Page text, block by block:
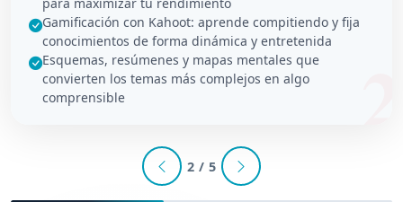
para maximizar tu rendimiento
Gamificación con Kahoot: aprende compitiendo y fija
conocimientos de forma dinámica y entretenida
Esquemas, resúmenes y mapas mentales que
convierten los temas más complejos en algo
comprensible
2 / 5